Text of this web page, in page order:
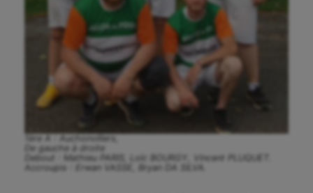
1ère A : Auchonvillers,
De gauche à droite
Debout : Mathieu PARIS, Loïc BOURGY, Vincent PLUQUET.
Accroupis : Erwan VASSE, Bryan DA SILVA.